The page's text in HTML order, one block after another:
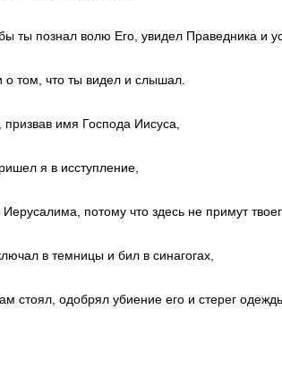
ты познал волю Его, увидел Праведника и
том, что ты видел и слышал.
имя Господа Иисуса,
я в исступление,
потому что здесь не примут
в темницы и бил в синагогах,
стоял, одобрял убиение его и стерег